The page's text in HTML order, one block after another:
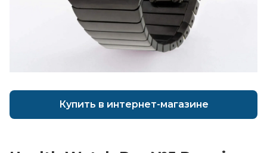
Купить в интернет-магазине